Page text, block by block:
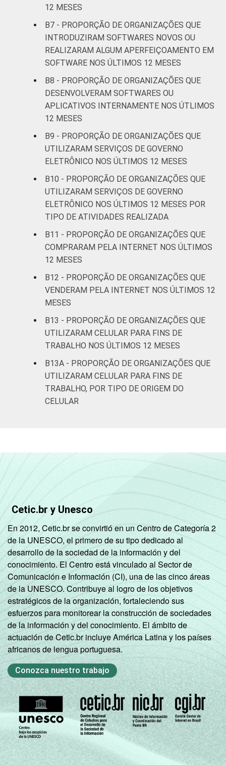
12 MESES
B7 - PROPORÇÃO DE ORGANIZAÇÕES QUE
INTRODUZIRAM SOFTWARES NOVOS OU
REALIZARAM ALGUM APERFEIÇOAMENTO EM
SOFTWARE NOS ÚLTIMOS 12 MESES
B8 - PROPORÇÃO DE ORGANIZAÇÕES QUE
DESENVOLVERAM SOFTWARES OU
APLICATIVOS INTERNAMENTE NOS ÚTLIMOS
12 MESES
B9 - PROPORÇÃO DE ORGANIZAÇÕES QUE
UTILIZARAM SERVIÇOS DE GOVERNO
ELETRÔNICO NOS ÚLTIMOS 12 MESES
B10 - PROPORÇÃO DE ORGANIZAÇÕES QUE
UTILIZARAM SERVIÇOS DE GOVERNO
ELETRÔNICO NOS ÚLTIMOS 12 MESES POR
TIPO DE ATIVIDADES REALIZADA
B11 - PROPORÇÃO DE ORGANIZAÇÕES QUE
COMPRARAM PELA INTERNET NOS ÚLTIMOS
12 MESES
B12 - PROPORÇÃO DE ORGANIZAÇÕES QUE
VENDERAM PELA INTERNET NOS ÚLTIMOS 12
MESES
B13 - PROPORÇÃO DE ORGANIZAÇÕES QUE
UTILIZARAM CELULAR PARA FINS DE
TRABALHO NOS ÚLTIMOS 12 MESES
B13A - PROPORÇÃO DE ORGANIZAÇÕES QUE
UTILIZARAM CELULAR PARA FINS DE
TRABALHO, POR TIPO DE ORIGEM DO
CELULAR
Cetic.br y Unesco
En 2012, Cetic.br se convirtió en un Centro de Categoría 2
de la UNESCO, el primero de su tipo dedicado al
desarrollo de la sociedad de la información y del
conocimiento. El Centro está vinculado al Sector de
Comunicación e Información (CI), una de las cinco áreas
de la UNESCO. Contribuye al logro de los objetivos
estratégicos de la organización, fortaleciendo sus
esfuerzos para monitorear la construcción de sociedades
de la información y del conocimiento. El ámbito de
actuación de Cetic.br incluye América Latina y los países
africanos de lengua portuguesa.
Conozca nuestro trabajo